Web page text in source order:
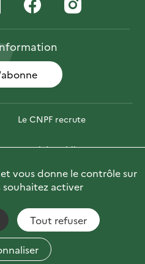
Le CNPF recrute
Marchés publics
Briefly in English
Fils RSS
Plan du site
vous donne le contrôle sur
souhaitez activer
Tout refuser